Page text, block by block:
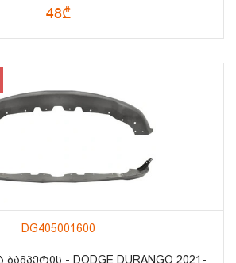
48₾
DG405001600
- DODGE DURANGO 2021-